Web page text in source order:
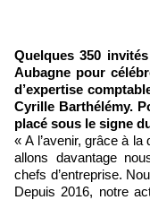
Quelques 350
Aubagne pour
d’expertise
Cyrille Barthélémy.
placé sous le signe
« A l’avenir, grâce à
allons davantage
chefs d’entreprise.
Depuis 2016, notre